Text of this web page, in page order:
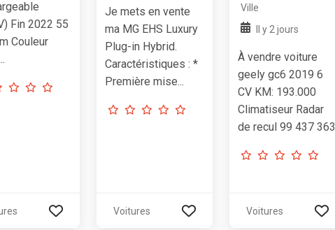
Fin 2022 55
Couleur
Je mets en vente
ma MG EHS Luxury
Plug-in Hybrid.
Caractéristiques : *
Première mise...
Voitures
Ville
Il y 2 jours
À vendre voiture
geely gc6 2019 6
CV KM: 193.000
Climatiseur Radar
de recul 99 437 363
Voitures